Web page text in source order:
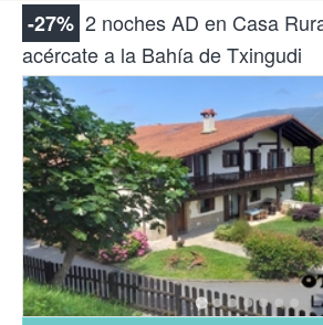
94 652 38 15 (L-V 10:30-15:00)
¿Necesitas ayuda? Escríbenos
Bilbao Burgos
Gijón Huesca
Madrid
Pamplona Santander
Valencia Vitoria
-27% 2 noches AD en Casa
acércate a la Bahía de Txingudi